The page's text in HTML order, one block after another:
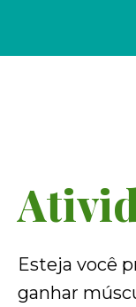
Esteja você
ganhar